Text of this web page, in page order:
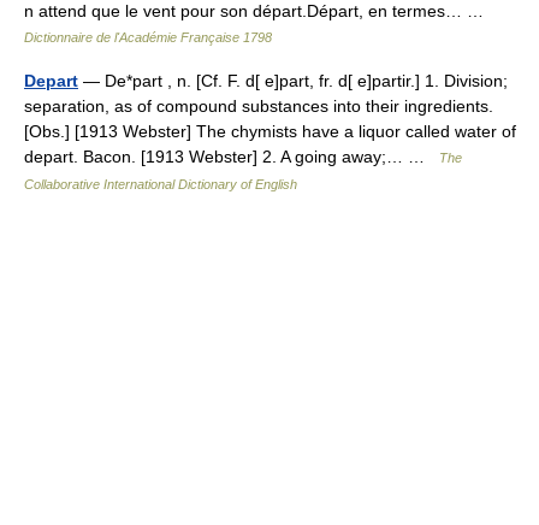
n attend que le vent pour son départ.Départ, en termes… …
Dictionnaire de l'Académie Française 1798
Depart — De*part , n. [Cf. F. d[ e]part, fr. d[ e]partir.] 1. Division;
separation, as of compound substances into their ingredients.
[Obs.] [1913 Webster] The chymists have a liquor called water of
depart. Bacon. [1913 Webster] 2. A going away;… …
The
Collaborative International Dictionary of English